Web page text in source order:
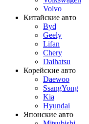
Volvo
Китайские авто
Byd
Geely
Lifan
Chery
Daihatsu
Корейские авто
Daewoo
SsangYong
Kia
Hyundai
Японские авто